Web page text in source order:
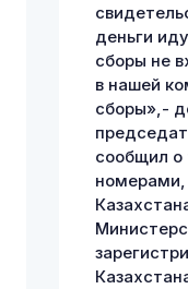
деньги
сборы не
в нашей
сборы»,-
сообщил о
номерами,